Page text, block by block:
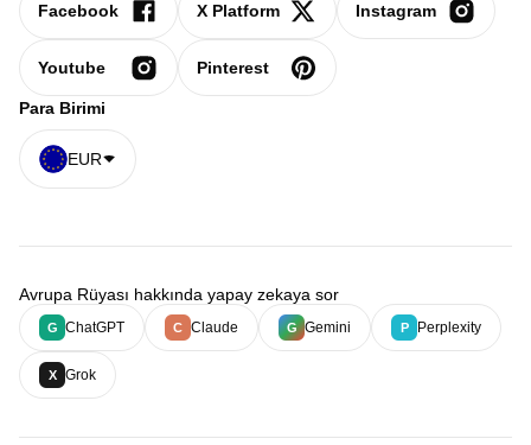
Facebook X Platform Instagram
Youtube Pinterest
Para Birimi
EUR
Avrupa Rüyası hakkında yapay zekaya sor
G ChatGPT C Claude G Gemini P Perplexity
X Grok